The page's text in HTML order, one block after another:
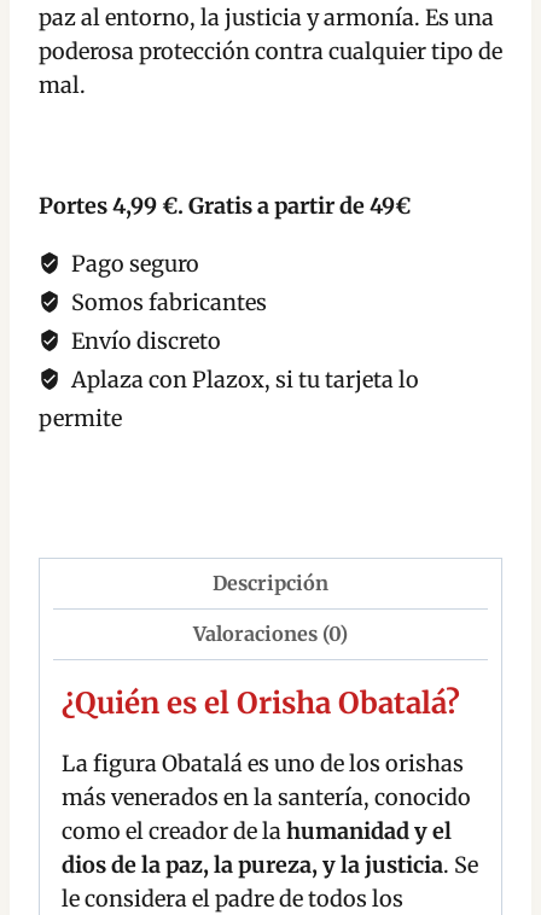
paz al entorno, la justicia y armonía. Es una
poderosa protección contra cualquier tipo de
mal.
Portes 4,99 €. Gratis a partir de 49€
Pago seguro
Somos fabricantes
Envío discreto
Aplaza con Plazox, si tu tarjeta lo
permite
Descripción
Valoraciones (0)
¿Quién es el Orisha Obatalá?
La figura Obatalá es uno de los orishas
más venerados en la santería, conocido
como el creador de lahumanidad y el
dios de la paz, la pureza, y la justicia. Se
le considera el padre de todos los